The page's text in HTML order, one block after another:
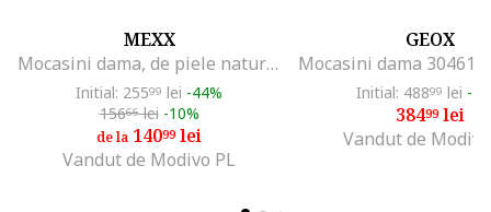
MEXX
Mocasini dama, de piele naturala, maro
Initial: 25599 lei -44%
15666lei -10%
de la 14099lei
Vandut de Modivo PL
GEOX
Initial: 48899 lei -
38499lei
Vandut de